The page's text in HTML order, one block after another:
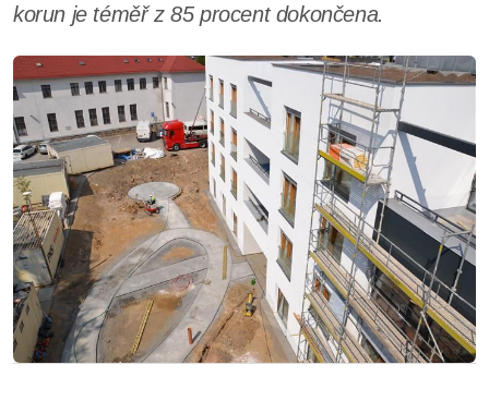
korun je téměř z 85 procent dokončena.